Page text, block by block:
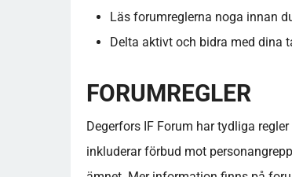
Läs forumreglerna noga innan
Delta aktivt och bidra med dina
FORUMREGLER
Degerfors IF Forum har tydliga
inkluderar förbud mot